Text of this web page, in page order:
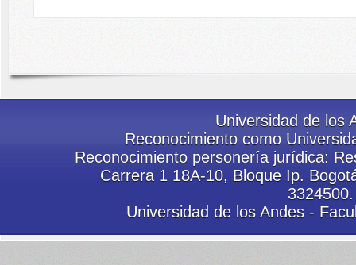
Universidad de los
Reconocimiento como
Reconocimiento personería jurídica:
Carrera 1 18A-10, Bloque Ip.
Universidad de los Andes -